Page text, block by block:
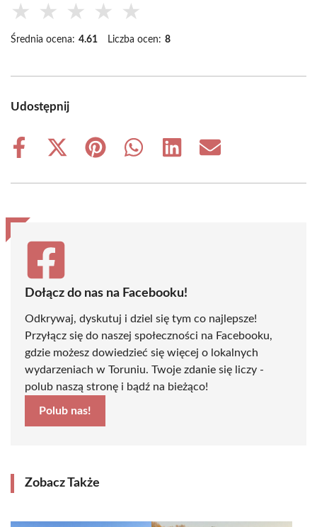
★ ★ ★ ★ ★
Średnia ocena: 4.61 Liczba ocen: 8
Udostępnij
Share
Share
(Twitter)
Share
Share
Share
Share
Dołącz do nas na Facebooku!
Odkrywaj, dyskutuj i dziel się tym co najlepsze!
Przyłącz się do naszej społeczności na Facebooku,
gdzie możesz dowiedzieć się więcej o lokalnych
wydarzeniach w Toruniu. Twoje zdanie się liczy -
polub naszą stronę i bądź na bieżąco!
Polub nas!
Zobacz Także